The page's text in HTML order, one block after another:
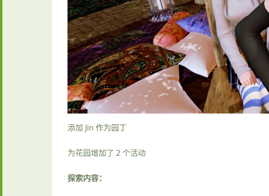
添加 Jin 作为园丁
为花园增加了 2 个活动
探索内容：